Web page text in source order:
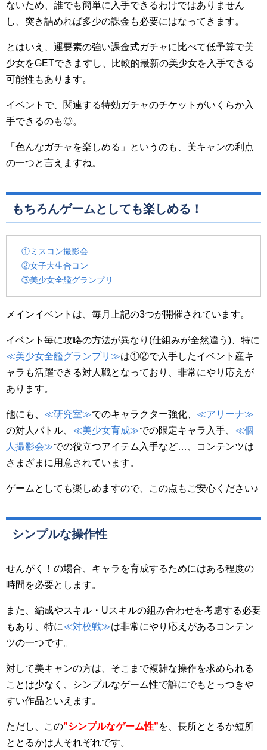
ないため、誰でも簡単に入手できるわけではありません
し、突き詰めれば多少の課金も必要にはなってきます。
とはいえ、運要素の強い課金式ガチャに比べて低予算で美
少女をGETできますし、比較的最新の美少女を入手できる
可能性もあります。
イベントで、関連する特効ガチャのチケットがいくらか入
手できるのも◎。
「色んなガチャを楽しめる」というのも、美キャンの利点
の一つと言えますね。
もちろんゲームとしても楽しめる！
①ミスコン撮影会
②女子大生合コン
③美少女全艦グランプリ
メインイベントは、毎月上記の3つが開催されています。
イベント毎に攻略の方法が異なり(仕組みが全然違う)、特に
≪美少女全艦グランプリ≫は①②で入手したイベント産キ
ャラも活躍できる対人戦となっており、非常にやり応えが
あります。
他にも、 ≪研究室≫でのキャラクター強化、 ≪アリーナ≫
の対人バトル、 ≪美少女育成≫での限定キャラ入手、 ≪個
人撮影会≫での役立つアイテム入手など…、コンテンツは
さまざまに用意されています。
ゲームとしても楽しめますので、この点もご安心ください♪
シンプルな操作性
せんがく！の場合、キャラを育成するためにはある程度の
時間を必要とします。
また、編成やスキル・Uスキルの組み合わせを考慮する必要
もあり、特に≪対校戦≫は非常にやり応えがあるコンテン
ツの一つです。
対して美キャンの方は、そこまで複雑な操作を求められる
ことは少なく、シンプルなゲーム性で誰にでもとっつきや
すい作品といえます。
ただし、この”シンプルなゲーム性”を、長所ととるか短所
ととるかは人それぞれです。